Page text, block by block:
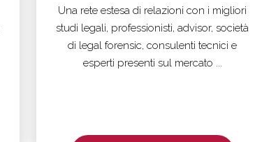
Una rete estesa di relazioni con i migliori
studi legali, professionisti, advisor, società
di legal forensic, consulenti tecnici e
esperti presenti sul mercato ...